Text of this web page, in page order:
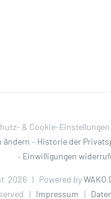
& Cookie-Einstellungen:
ändern – Historie der
– Einwilligungen
2026 | Powered byWAKO
| Impressum |